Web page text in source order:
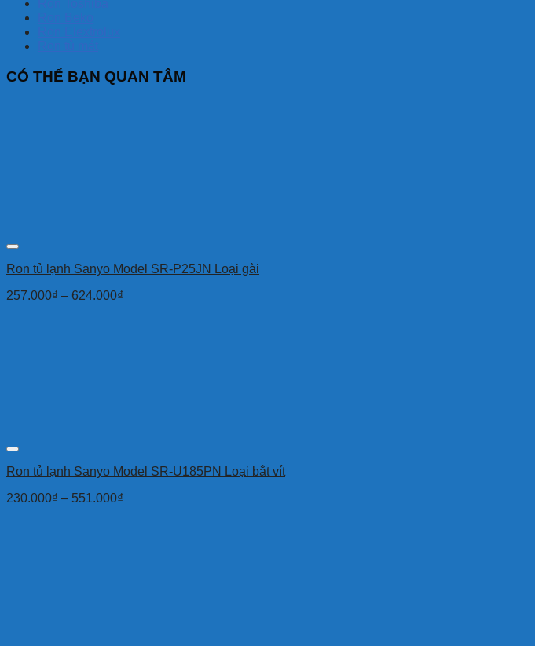
CÓ THỂ BẠN QUAN TÂM
Ron tủ lạnh Sanyo Model SR-P25JN Loại gài
257.000₫ – 624.000₫
Ron tủ lạnh Sanyo Model SR-U185PN Loại bắt vít
230.000₫ – 551.000₫